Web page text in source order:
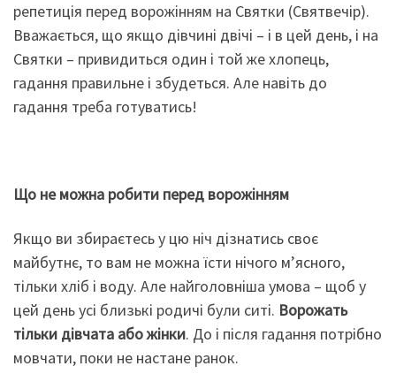
репетиція перед ворожінням на Святки (Святвечір).
Вважається, що якщо дівчині двічі – і в цей день, і на
Святки – привидиться один і той же хлопець,
гадання правильне і збудеться. Але навіть до
гадання треба готуватись!
Що не можна робити перед ворожінням
Якщо ви збираєтесь у цю ніч дізнатись своє
майбутнє, то вам не можна їсти нічого м’ясного,
тільки хліб і воду. Але найголовніша умова – щоб у
цей день усі близькі родичі були ситі. Ворожать
тільки дівчата або жінки. До і після гадання потрібно
мовчати, поки не настане ранок.